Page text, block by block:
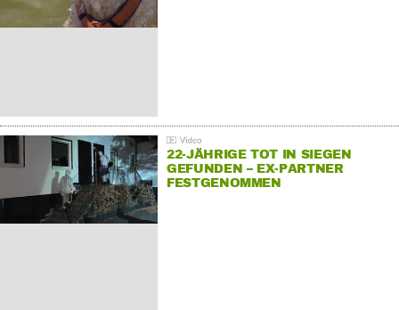
22-JÄHRIGE TOT IN SIEGEN
GEFUNDEN – EX-PARTNER
FESTGENOMMEN